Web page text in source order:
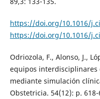
https://doi.org/10.1016/
https://doi.org/10.1016/
Odriozola, F., Alonso, J.,
equipos interdisciplinares
mediante simulación
Obstetricia. 54(12): p. 618-